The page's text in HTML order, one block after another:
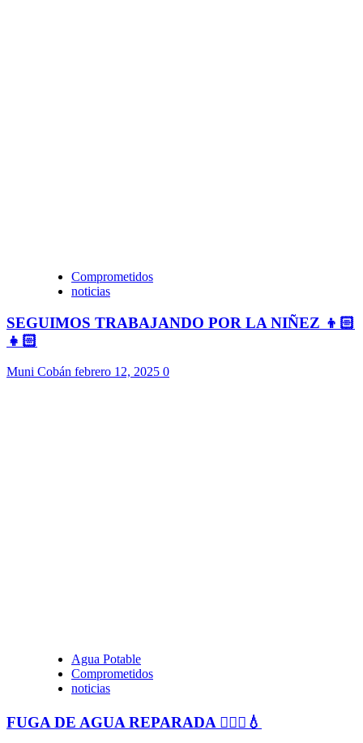
Comprometidos
noticias
SEGUIMOS TRABAJANDO POR LA NIÑEZ 👦🏻
👧🏻
Muni Cobán febrero 12, 2025 0
Agua Potable
Comprometidos
noticias
FUGA DE AGUA REPARADA 👷🏻‍♂️💧